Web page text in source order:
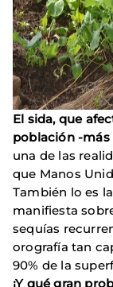
El sida, que
población -más
una de las
que Manos
También lo es
manifiesta
sequías
orografía tan
90% de la
¡Y qué gran